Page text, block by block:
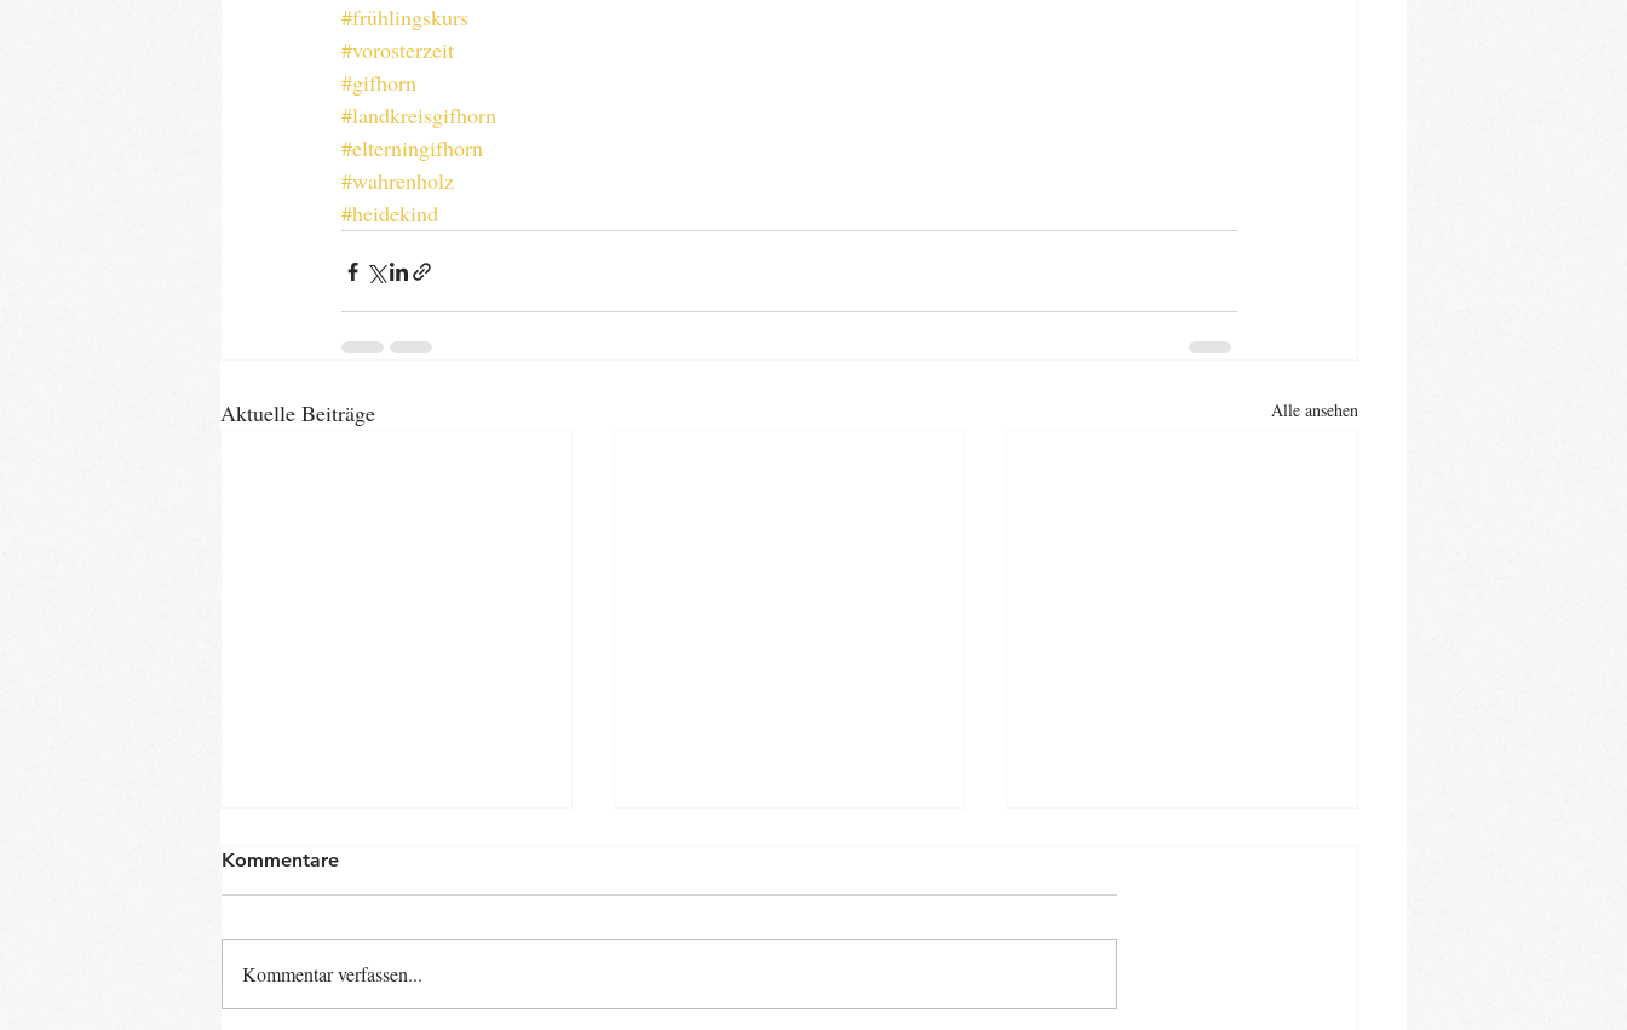
#frühlingskurs
#vorosterzeit
#gifhorn
#landkreisgifhorn
#elterningifhorn
#wahrenholz
#heidekind
Aktuelle Beiträge Alle ansehen
Kommentare
Kommentar verfassen...